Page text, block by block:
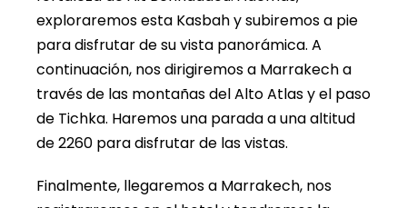
exploraremos esta Kasbah y subiremos a pie
para disfrutar de su vista panorámica. A
continuación, nos dirigiremos a Marrakech a
través de las montañas del Alto Atlas y el paso
de Tichka. Haremos una parada a una altitud
de 2260 para disfrutar de las vistas.
Finalmente, llegaremos a Marrakech, nos